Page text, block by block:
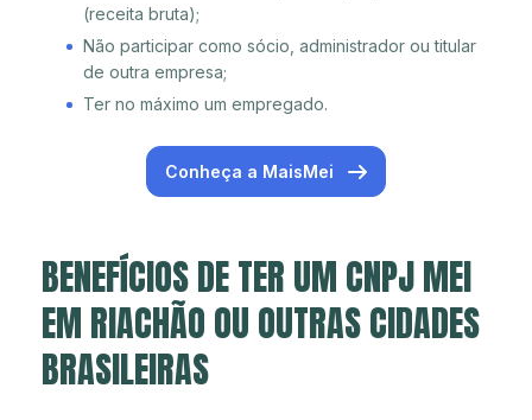
(receita bruta);
Não participar como sócio, administrador ou titular
de outra empresa;
Ter no máximo um empregado.
Conheça a MaisMei
BENEFÍCIOS DE TER UM CNPJ MEI
EM RIACHÃO OU OUTRAS CIDADES
BRASILEIRAS